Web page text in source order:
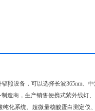
照设备，可以选择长波365nm、
造商，生产销售便携式紫外线灯
化系统、超微量核酸蛋白测定仪